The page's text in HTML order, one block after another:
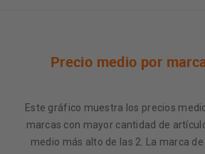
Precio medio por
Este gráfico muestra los precios
marcas con mayor cantidad de
medio más alto de las 2. La marca